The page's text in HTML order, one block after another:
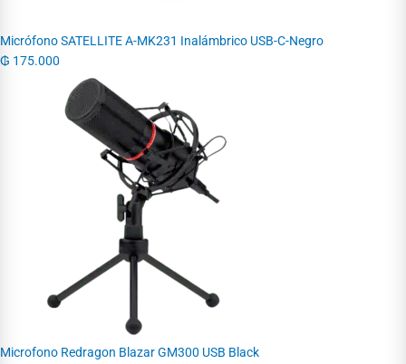
Micrófono SATELLITE A-MK231 Inalámbrico USB-C-Negro
₲ 175.000
Microfono Redragon Blazar GM300 USB Black